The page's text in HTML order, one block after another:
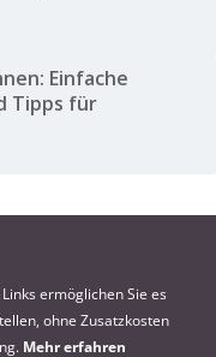
Einfache
Tipps für
ermöglichen Sie es
ohne Zusatzkosten
Mehr erfahren